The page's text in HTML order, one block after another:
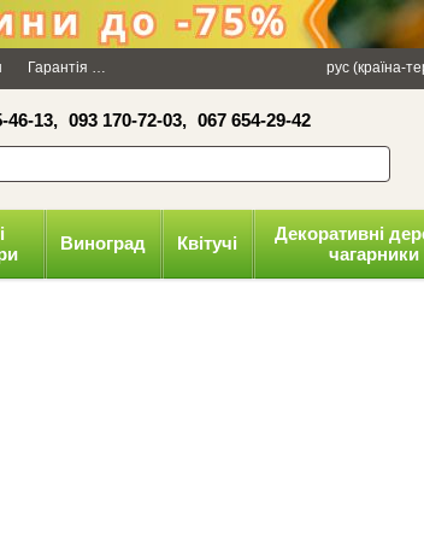
Гарантія Політика
рус (країна-
46-13, 093 170-72-03, 067 654-29-42
Виноград Квітучі
Декоративні
чагарники